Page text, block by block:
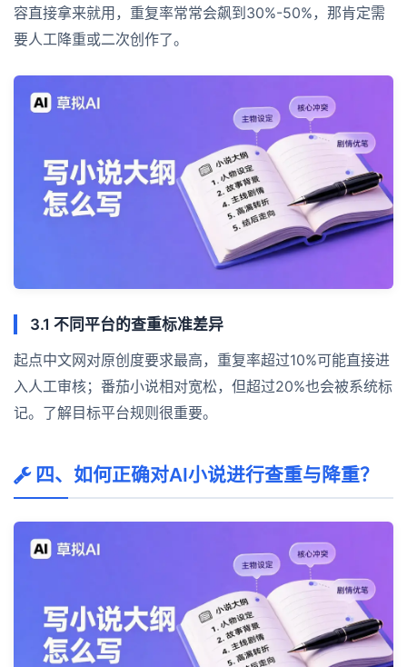
容直接拿来就用，重复率常常会飙到30%-50%，那肯定需
要人工降重或二次创作了。
3.1 不同平台的查重标准差异
起点中文网对原创度要求最高，重复率超过10%可能直接进
入人工审核；番茄小说相对宽松，但超过20%也会被系统标
记。了解目标平台规则很重要。
四、如何正确对AI小说进行查重与降重？